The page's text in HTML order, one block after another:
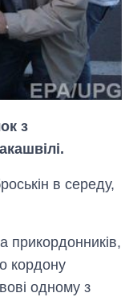
з
в середу,
прикордонників,
кордону
одному з